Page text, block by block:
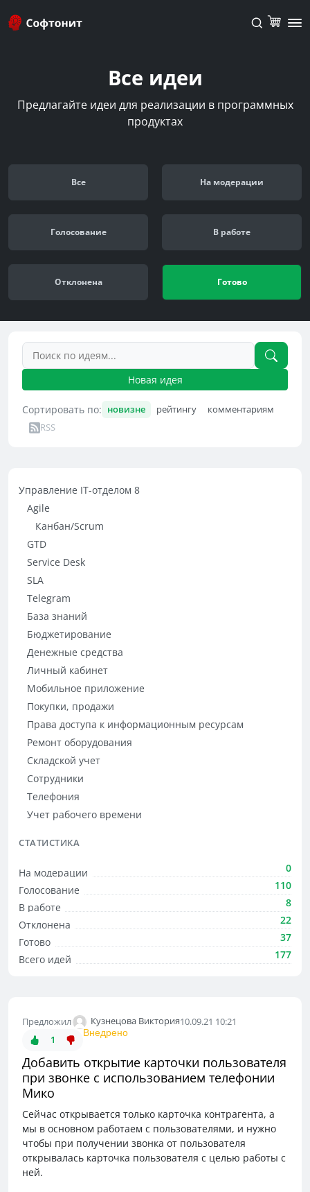
Все идеи
Предлагайте идеи для реализации в программных
продуктах
Все На модерации
Голосование В работе
Отклонена Готово
Новая идея
Сортировать по: новизне рейтингу
комментариям
RSS
Управление IT-отделом 8
Agile
Канбан/Scrum
GTD
Service Desk
SLA
Telegram
База знаний
Бюджетирование
Денежные средства
Личный кабинет
Мобильное приложение
Покупки, продажи
Права доступа к информационным ресурсам
Ремонт оборудования
Складской учет
Сотрудники
Телефония
Учет рабочего времени
СТАТИСТИКА
На модерации
0
Голосование
110
В работе
8
Отклонена
22
Готово
37
Всего идей
177
Предложил Кузнецова Виктория10.09.21 10:21
1
Внедрено
Добавить открытие карточки пользователя
при звонке с использованием телефонии
Мико
Сейчас открывается только карточка контрагента, а
мы в основном работаем с пользователями, и нужно
чтобы при получении звонка от пользователя
открывалась карточка пользователя с целью работы с
ней.